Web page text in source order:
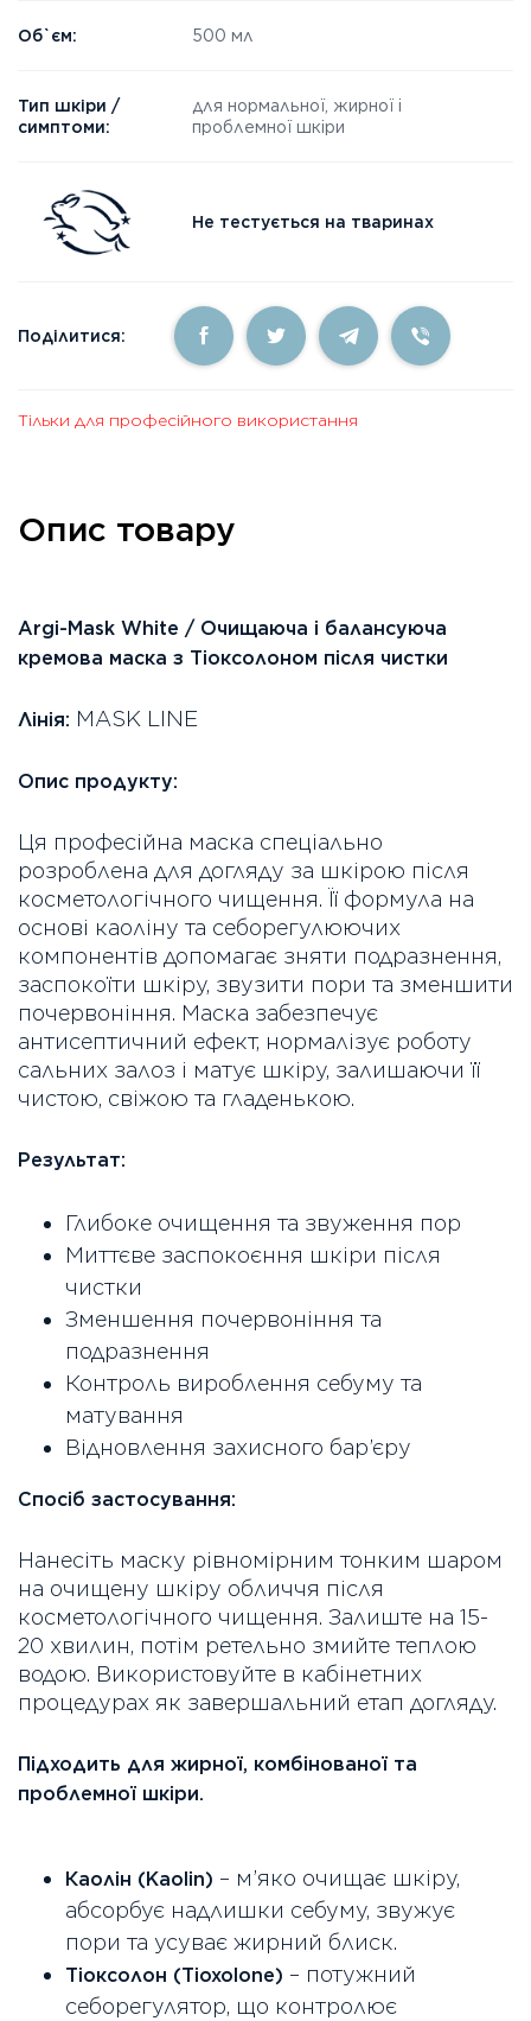
Об`єм: 500 мл
Тип шкіри /
симптоми:
для нормальної, жирної і
проблемної шкіри
Не тестується на тваринах
Поділитися:
Тільки для професійного використання
Опис товару
Argi-Mask White / Очищаюча і балансуюча
кремова маска з Тіоксолоном після чистки
Лінія: MASK LINE
Опис продукту:
Ця професійна маска спеціально
розроблена для догляду за шкірою після
косметологічного чищення. Її формула на
основі каоліну та себорегулюючих
компонентів допомагає зняти подразнення,
заспокоїти шкіру, звузити пори та зменшити
почервоніння. Маска забезпечує
антисептичний ефект, нормалізує роботу
сальних залоз і матує шкіру, залишаючи її
чистою, свіжою та гладенькою.
Результат:
Глибоке очищення та звуження пор
Миттєве заспокоєння шкіри після
чистки
Зменшення почервоніння та
подразнення
Контроль вироблення себуму та
матування
Відновлення захисного бар’єру
Спосіб застосування:
Нанесіть маску рівномірним тонким шаром
на очищену шкіру обличчя після
косметологічного чищення. Залиште на 15-
20 хвилин, потім ретельно змийте теплою
водою. Використовуйте в кабінетних
процедурах як завершальний етап догляду.
Підходить для жирної, комбінованої та
проблемної шкіри.
Каолін (Kaolin) – м’яко очищає шкіру,
абсорбує надлишки себуму, звужує
пори та усуває жирний блиск.
Тіоксолон (Tioxolone) – потужний
себорегулятор, що контролює